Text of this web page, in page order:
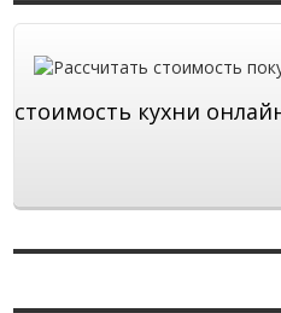
стоимость кухни